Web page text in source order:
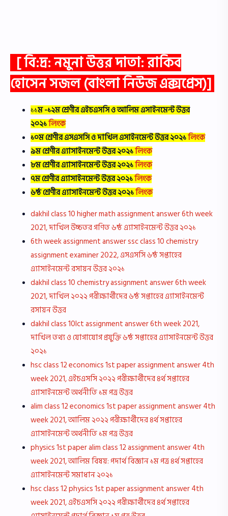
[ বি:দ্র: নমুনা উত্তর দাতা:রাকিব
হোসেন সজল(বাংলা নিউজ এক্সপ্রেস)]
১১ম -১২ম শ্রেণীরএইচএসসি ও আলিম এসাইনমেন্ট উত্তর
২০২১লিংক
১০ম শ্রেণীর এসএসসি ও দাখিল এসাইনমেন্ট উত্তর ২০২১লিংক
৯ম শ্রেণীর এ্যাসাইনমেন্ট উত্তর ২০২১লিংক
৮ম শ্রেণীর এ্যাসাইনমেন্ট উত্তর ২০২১লিংক
৭ম শ্রেণীর এ্যাসাইনমেন্ট উত্তর ২০২১লিংক
৬ষ্ঠ শ্রেণীর এ্যাসাইনমেন্ট উত্তর ২০২১লিংক
dakhil class 10 higher math assignment answer 6th week
2021, দাখিল উচ্চতর গণিত ৬ষ্ঠ এ্যাসাইনমেন্ট উত্তর ২০২১
6th week assignment answer ssc class 10 chemistry
assignment examiner 2022, এসএসসি ৬ষ্ঠ সপ্তাহের
এ্যাসাইনমেন্ট রসায়ন উত্তর ২০২১
dakhil class 10 chemistry assignment answer 6th week
2021, দাখিল ২০২২ পরীক্ষার্থীদের ৬ষ্ঠ সপ্তাহের এ্যাসাইনমেন্ট
রসায়ন উত্তর
dakhil class 10Ict assignment answer 6th week 2021,
দাখিল তথ্য ও যোগাযোগ প্রযুক্তি ৬ষ্ঠ সপ্তাহের এ্যাসাইনমেন্ট উত্তর
২০২১
hsc class 12 economics 1st paper assignment answer 4th
week 2021, এইচএসসি ২০২২ পরীক্ষার্থীদের ৪র্থ সপ্তাহের
এ্যাসাইনমেন্ট অর্থনীতি ১ম পত্র উত্তর
alim class 12 economics 1st paper assignment answer 4th
week 2021, আলিম ২০২২ পরীক্ষার্থীদের ৪র্থ সপ্তাহের
এ্যাসাইনমেন্ট অর্থনীতি ১ম পত্র উত্তর
physics 1st paper alim class 12 assignment answer 4th
week 2021, আলিম বিষয়: পদার্থ বিজ্ঞান ১ম পত্র ৪র্থ সপ্তাহের
এ্যাসাইনমেন্ট সমাধান ২০২১
hsc class 12 physics 1st paper assignment answer 4th
week 2021, এইচএসসি ২০২২ পরীক্ষার্থীদের ৪র্থ সপ্তাহের